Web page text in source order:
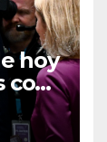
hoy
con